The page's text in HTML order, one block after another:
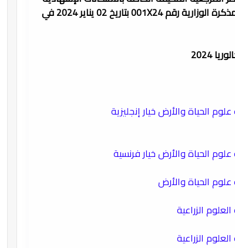
برسم السنة الدراسية 2024/2023، في ضوء مقتضيات المذكرة الوزارية رقم 001X24 بتاريخ 02 يناير 2024 في
2024
الحياة والأرض خيار إنجليزية
الحياة والأرض خيار فرنسية
الحياة والأرض
الزراعية
الزراعية